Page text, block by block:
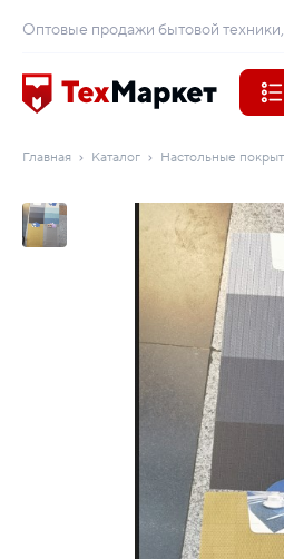
Оптовые продажи бытовой
Главная Каталог Настольные